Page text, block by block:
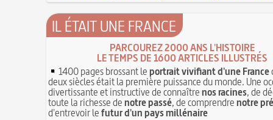
IL ÉTAIT UNE FRANCE
PARCOUREZ 2000 ANS L'HISTOIRE
LE TEMPS DE 1600 ARTICLES ILLUSTRÉS
1400 pages brossant leportrait vivifiant d'une France
deux siècles était la première puissance du monde. Une
divertissante et instructive de connaîtrenos racines, de
toute la richesse denotre passé, de comprendrenotre
d'entrevoir lefutur d'un pays millénaire